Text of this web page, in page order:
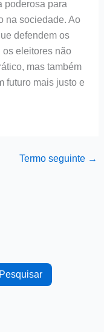
poderosa para
na sociedade. Ao
defendem os
os eleitores não
mas também
futuro mais justo e
Termo seguinte →
Pesquisar